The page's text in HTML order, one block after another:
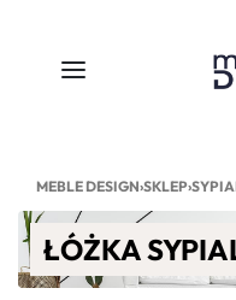
MEBLE DESIGN›SKLEP›
ŁÓŻKA